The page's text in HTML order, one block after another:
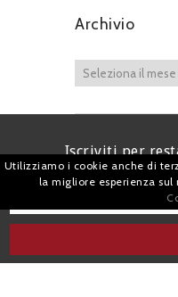
Archivio
Iscriviti per
Utilizziamo i cookie anche di
la migliore esperienza sul